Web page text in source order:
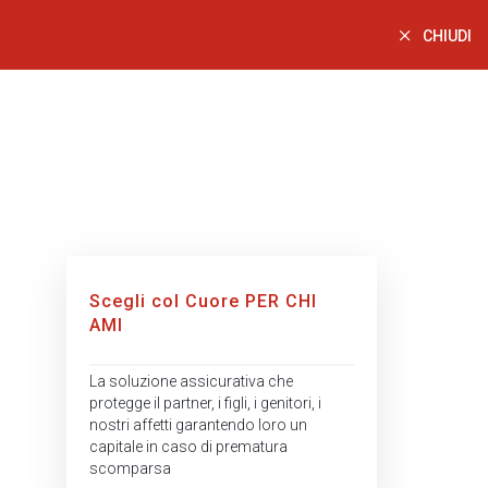
CHIUDI
Scegli col Cuore PER CHI
AMI
La soluzione assicurativa che
protegge il partner, i figli, i genitori, i
nostri affetti garantendo loro un
capitale in caso di prematura
scomparsa